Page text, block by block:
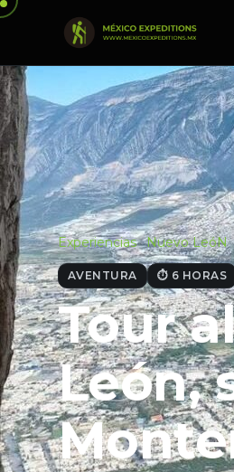
Experiencias · Nuevo LeóN ·
AVENTURA ⏱ 6 HORAS
Tour
León,